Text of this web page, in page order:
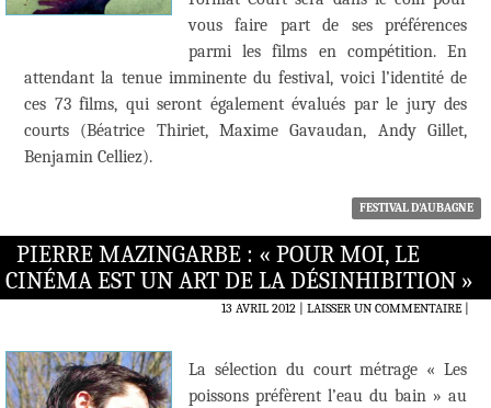
vous faire part de ses préférences
parmi les films en compétition. En
attendant la tenue imminente du festival, voici l’identité de
ces 73 films, qui seront également évalués par le jury des
courts (Béatrice Thiriet, Maxime Gavaudan, Andy Gillet,
Benjamin Celliez).
FESTIVAL D'AUBAGNE
PIERRE MAZINGARBE : « POUR MOI, LE
CINÉMA EST UN ART DE LA DÉSINHIBITION »
13 AVRIL 2012 LAISSER UN COMMENTAIRE|
La sélection du court métrage « Les
poissons préfèrent l’eau du bain » au